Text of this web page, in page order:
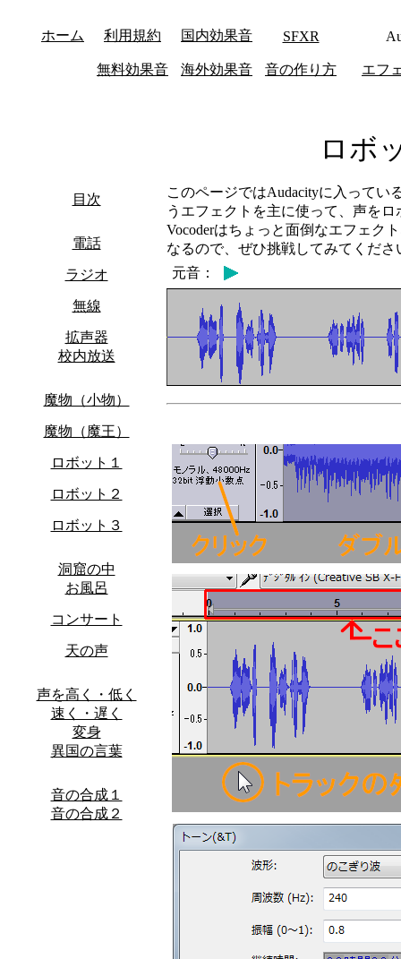
ホーム 利用規約 国内効果音 SFXR
無料効果音 海外効果音 音の作り方 エフ
ロボ
目次
電話
ラジオ
無線
拡声器
校内放送
魔物（小物）
魔物（魔王）
ロボット１
ロボット２
ロボット３
洞窟の中
お風呂
コンサート
天の声
声を高く・低く
速く・遅く
変身
異国の言葉
音の合成１
音の合成２
このページではAudacityに入ってい
うエフェクトを主に使って、声を
Vocoderはちょっと面倒なエフェク
なるので、ぜひ挑戦してみてくださ
元音：